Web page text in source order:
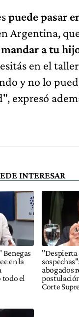
puede pasar
Argentina,
a tu
en el
y no lo
expresó
INTERESAR
en la
todo el
"Despierta
abogados
Corte